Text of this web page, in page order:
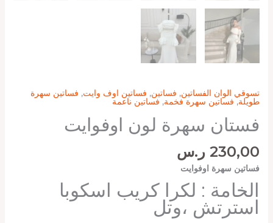
تسوقي الوان الفساتين, فساتين, فساتين اوف وايت, فساتين سهرة
طويلة, فساتين سهرة فخمة, فساتين ناعمة
فستان سهرة لون اوفوايت
230,00 ر.س
فساتين سهرة اوفوايت
الخامة : لكرا كريب اسكوبا
استرتش ،وتل